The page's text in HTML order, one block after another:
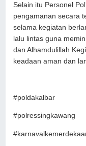
Selain itu Personel
pengamanan secara
selama kegiatan
lalu lintas guna
dan Alhamdulillah
keadaan aman dan
#poldakalbar
#polressingkawang